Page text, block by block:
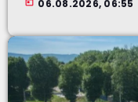
today 06.08.2026, 06:55